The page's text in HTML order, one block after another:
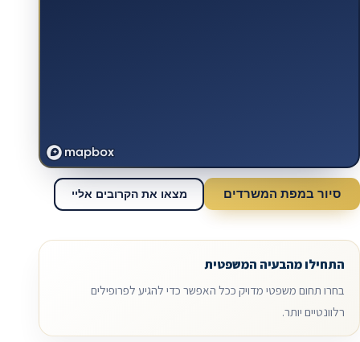
סיור במפת המשרדים מצאו את הקרובים אליי
התחילו מהבעיה המשפטית
בחרו תחום משפטי מדויק ככל האפשר כדי להגיע לפרופילים
רלוונטיים יותר.